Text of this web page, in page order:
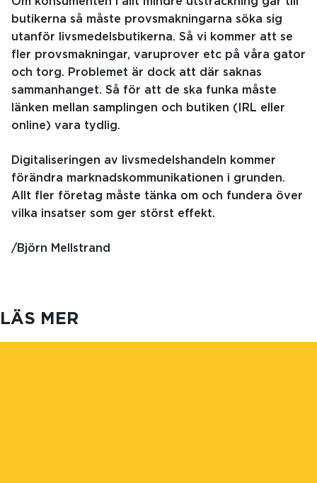
butikerna så måste provsmakningarna söka sig
utanför livsmedelsbutikerna. Så vi kommer att se
fler provsmakningar, varuprover etc på våra gator
och torg. Problemet är dock att där saknas
sammanhanget. Så för att de ska funka måste
länken mellan samplingen och butiken (IRL eller
online) vara tydlig.
Digitaliseringen av livsmedelshandeln kommer
förändra marknadskommunikationen i grunden.
Allt fler företag måste tänka om och fundera över
vilka insatser som ger störst effekt.
/Björn Mellstrand
LÄS MER